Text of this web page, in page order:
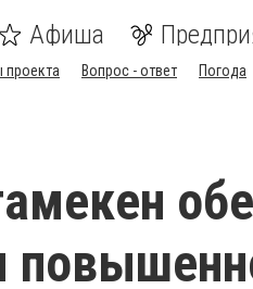
Афиша
проекта Вопрос - ответ Погода